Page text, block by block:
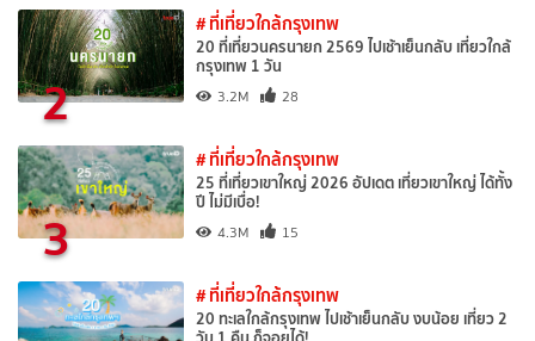
2
# ที่เที่ยวใกล้กรุงเทพ
20 ที่เที่ยวนครนายก 2569 ไปเช้าเย็นกลับ เที่ยวใกล้
กรุงเทพ 1 วัน
3.2M 28
3
# ที่เที่ยวใกล้กรุงเทพ
25 ที่เที่ยวเขาใหญ่ 2026 อัปเดต เที่ยวเขาใหญ่ ได้ทั้ง
ปี ไม่มีเบื่อ!
4.3M 15
# ที่เที่ยวใกล้กรุงเทพ
20 ทะเลใกล้กรุงเทพ ไปเช้าเย็นกลับ งบน้อย เที่ยว 2